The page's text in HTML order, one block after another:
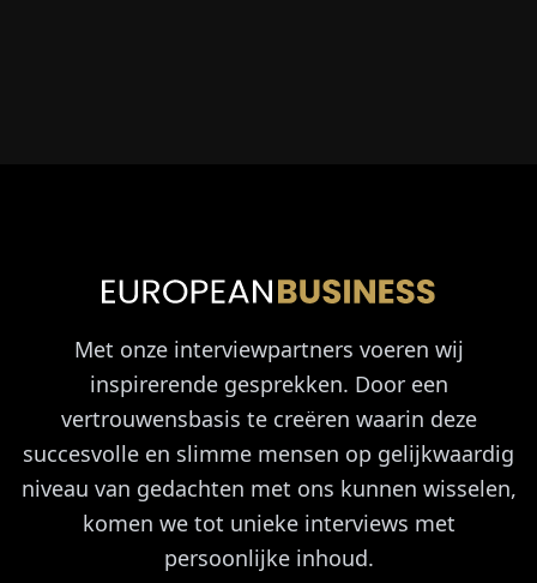
Met onze interviewpartners voeren wij
inspirerende gesprekken. Door een
vertrouwensbasis te creëren waarin deze
succesvolle en slimme mensen op gelijkwaardig
niveau van gedachten met ons kunnen wisselen,
komen we tot unieke interviews met
persoonlijke inhoud.